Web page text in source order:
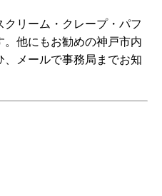
リーム・クレープ・パフ
他にもお勧めの神戸市内
メールで事務局までお知